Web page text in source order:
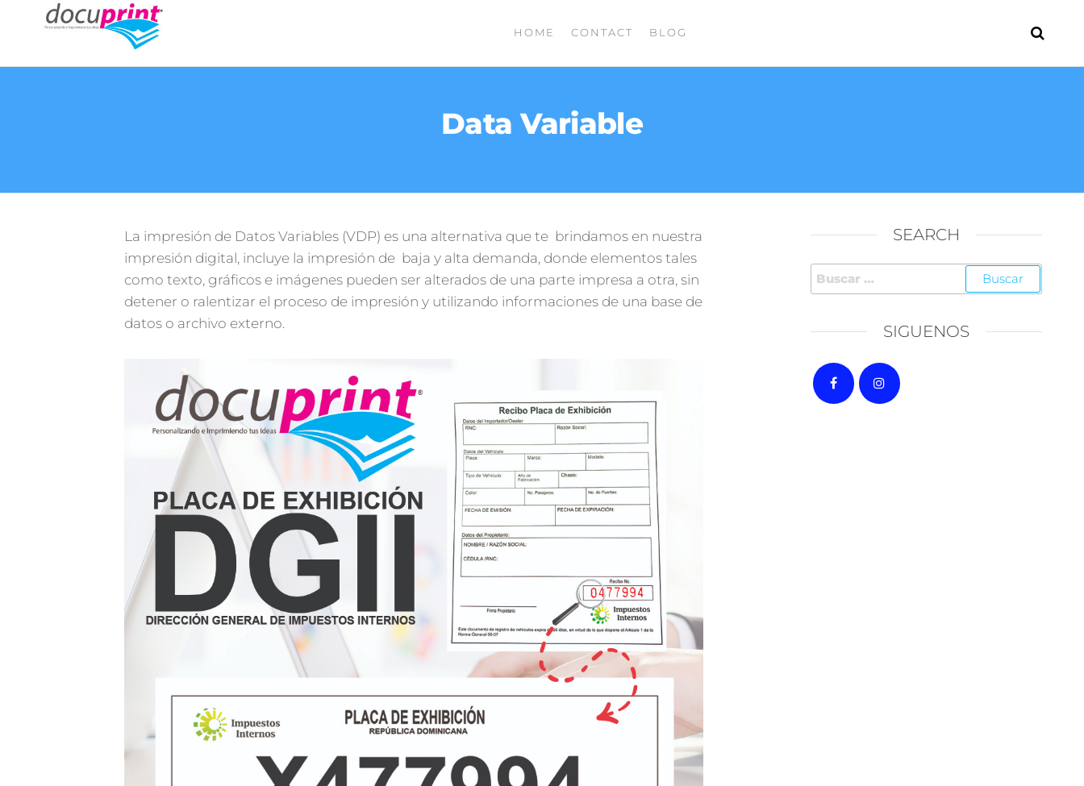
SANTO
tus Ideas..
HOME CONTACT BLOG
Data Variable
La impresión de Datos Variables (VDP) es una alternativa que te brindamos en nuestra
impresión digital, incluye la impresión de baja y alta demanda, donde elementos tales
como texto, gráficos e imágenes pueden ser alterados de una parte impresa a otra, sin
detener o ralentizar el proceso de impresión y utilizando informaciones de una base de
datos o archivo externo.
SEARCH
SIGUENOS